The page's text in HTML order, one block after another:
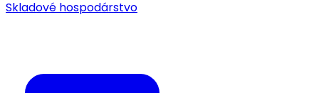
Skladové hospodárstvo